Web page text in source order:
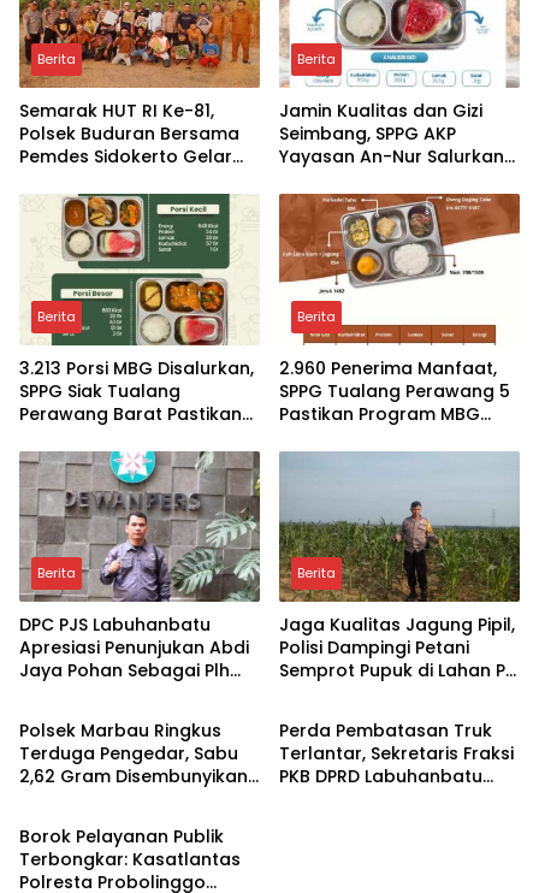
Berita
Semarak HUT RI Ke-81,
Polsek Buduran Bersama
Pemdes Sidokerto Gelar
Berita
Jamin Kualitas dan Gizi
Seimbang, SPPG AKP
Yayasan An-Nur Salurkan
di Perawang
Berita
3.213 Porsi MBG Disalurkan,
SPPG Siak Tualang
Perawang Barat Pastikan
Sesuai Standar Gizi
Berita
2.960 Penerima Manfaat,
SPPG Tualang Perawang 5
Pastikan Program MBG
Higienis
Berita
DPC PJS Labuhanbatu
Apresiasi Penunjukan Abdi
Jaya Pohan Sebagai Plh
Berita
Jaga Kualitas Jagung Pipil,
Polisi Dampingi Petani
Semprot Pupuk di Lahan PT
Berita
Polsek Marbau Ringkus
Terduga Pengedar, Sabu
2,62 Gram Disembunyikan
Berita
Perda Pembatasan Truk
Terlantar, Sekretaris Fraksi
PKB DPRD Labuhanbatu
Berita
Borok Pelayanan Publik
Terbongkar: Kasatlantas
Polresta Probolinggo